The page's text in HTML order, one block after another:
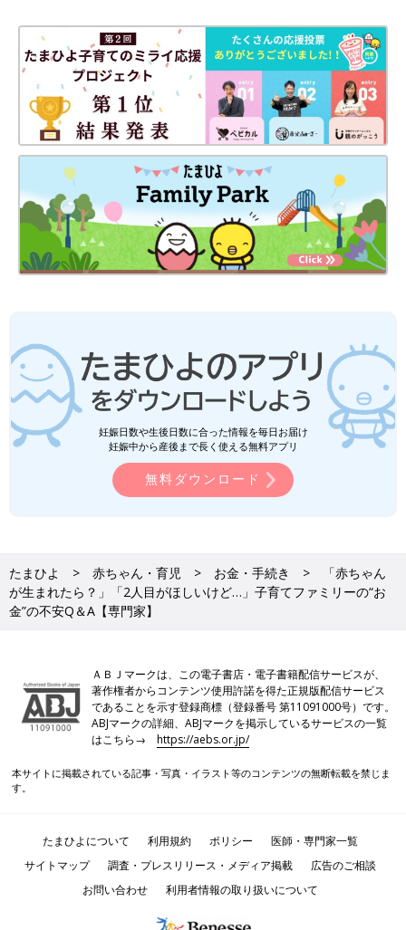
妊娠日数や生後日数に合った情報を毎日お届け
妊娠中から産後まで長く使える無料アプリ
無料ダウンロード
たまひよ 赤ちゃん・育児 お金・手続き
「赤ちゃん
が生まれたら？」「2人目がほしいけど…」子育てファミリーの“お
金”の不安Q＆A【専門家】
ＡＢＪマークは、この電子書店・電子書籍配信サービスが、
著作権者からコンテンツ使用許諾を得た正規版配信サービス
であることを示す登録商標（登録番号 第11091000号）です。
ABJマークの詳細、ABJマークを掲示しているサービスの一覧
はこちら→https://aebs.or.jp/
本サイトに掲載されている記事・写真・イラスト等のコンテンツの無断転載を禁じま
す。
たまひよについて 利用規約 ポリシー
医師・専門家一覧
サイトマップ
調査・プレスリリース・メディア掲載
広告のご相談
お問い合わせ
利用者情報の取り扱いについて